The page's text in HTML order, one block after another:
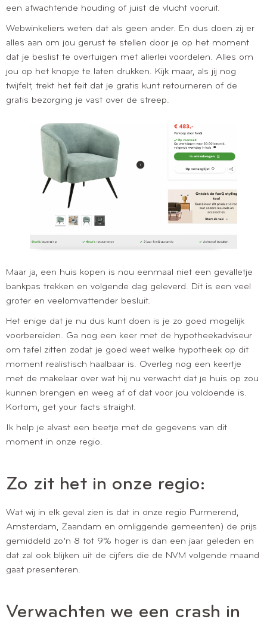
een afwachtende houding of juist de vlucht vooruit.
Webwinkeliers weten dat als geen ander. En dus doen zij er
alles aan om jou gerust te stellen door je op het moment
dat je beslist te overtuigen met allerlei voordelen. Alles om
jou op het knopje te laten drukken. Kijk maar, als jij nog
twijfelt, trekt het feit dat je gratis kunt retourneren of de
gratis bezorging je vast over de streep.
Maar ja, een huis kopen is nou eenmaal niet een gevalletje
bankpas trekken en volgende dag geleverd. Dit is een veel
groter en veelomvattender besluit.
Het enige dat je nu dus kunt doen is je zo goed mogelijk
voorbereiden. Ga nog een keer met de hypotheekadviseur
om tafel zitten zodat je goed weet welke hypotheek op dit
moment realistisch haalbaar is. Overleg nog een keertje
met de makelaar over wat hij nu verwacht dat je huis op zou
kunnen brengen en weeg af of dat voor jou voldoende is.
Kortom, get your facts straight.
Ik help je alvast een beetje met de gegevens van dit
moment in onze regio.
Zo zit het in onze regio:
Wat wij in elk geval zien is dat in onze regio Purmerend,
Amsterdam, Zaandam en omliggende gemeenten) de prijs
gemiddeld zo’n 8 tot 9% hoger is dan een jaar geleden en
dat zal ook blijken uit de cijfers die de NVM volgende maand
gaat presenteren.
Verwachten we een crash in